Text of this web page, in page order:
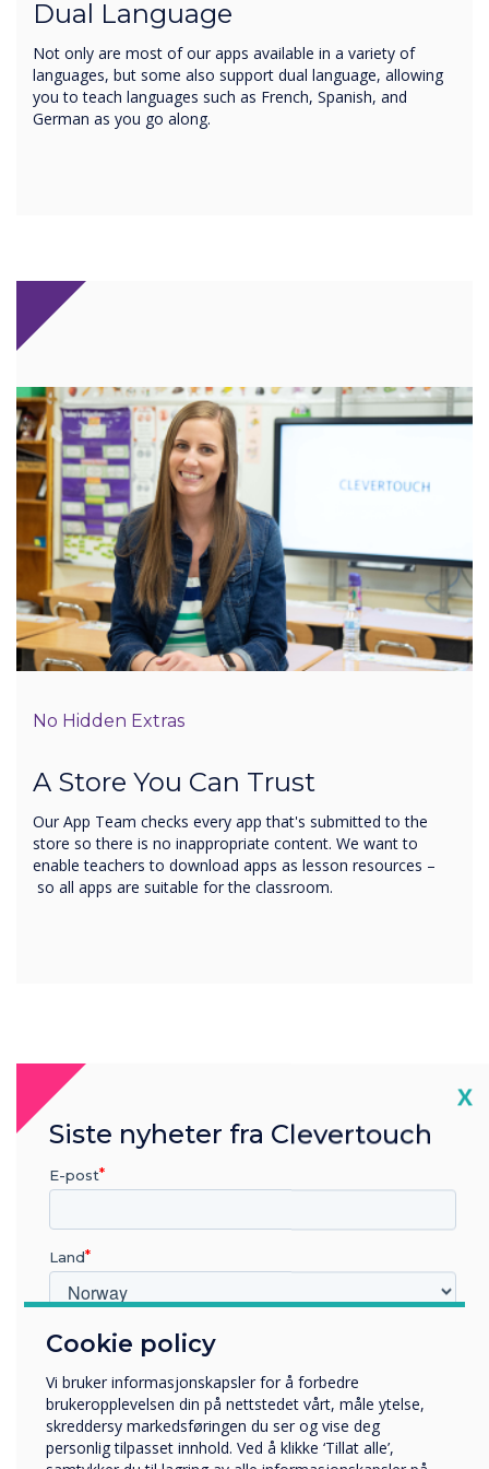
Dual Language
Not only are most of our apps available in a variety of
languages, but some also support dual language, allowing
you to teach languages such as French, Spanish, and
German as you go along.
No Hidden Extras
A Store You Can Trust
Our App Team checks every app that's submitted to the
store so there is no inappropriate content. We want to
enable teachers to download apps as lesson resources –
so all apps are suitable for the classroom.
What's New with
Cleverstore 3.0?
Cookie policy
Vi bruker informasjonskapsler for å forbedre
brukeropplevelsen din på nettstedet vårt, måle ytelse,
skreddersy markedsføringen du ser og vise deg
personlig tilpasset innhold. Ved å klikke ‘Tillat alle’,
X
Siste nyheter fra Clevertouch
E-post
Land
Hvilken bransje jobber du i?
Företag
Övriga
Selskapets navn